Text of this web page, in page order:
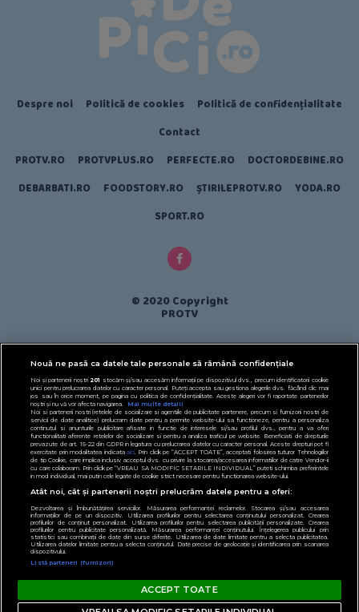
Despre noi Politică de cookies
Politică de confidențialitate
Contact
PROTV.RO
PROTVPLUS.RO PERFECTE.RO
DOCTORDEBINE.RO
DEBARBATI.RO
FOODSTORY.RO ȘTIRILEPROTV.RO
YODA.RO
SPORT.RO
© 2020 Copyright
PROTV
Nouă ne pasă ca datele tale personale să rămână confidențiale
Noi și partenerii noștri 201 stocăm și/sau accesăm informații pe dispozitivul dvs., precum identificatorii cookie
unici pentru prelucrarea datelor cu caracter personal. Puteți accepta sau gestiona alegerile dvs. făcând clic mai
jos sau în orice moment, pe pagina cu politica de confidențialitate. Aceste alegeri vor fi raportate partenerilor
noștri și nu vă vor afecta navigarea.
Mai multe detalii
Noi si partenerii nostri (retelele de socializare si agentiile de publicitate partenere, precum si furnizorii nostri de
servicii de date analitice) prelucram date pentru a permite website-ului sa functioneze, pentru a personaliza
continutul si anunturile publicitare afisate in functie de interesele si/sau profilul dvs., pentru a va oferi
functionalitati aferente retelelor de socializare si pentru a analiza traficul pe website. Beneficiati de drepturile
prevazute de art. 15-22 din GDPR in legatura cu prelucrarea datelor cu caracter personal. Aceste drepturi pot fi
exercitate prin modalitatea indicataaici. Prin click pe “ACCEPT TOATE”, acceptati folosirea tuturor Tehnologiilor
de tip Cookie, care implica inclusiv acceptul dvs. cu privire la stocarea/accesarea informatiilor de catre Vendor-ii
cu care colaboram. Prin click pe “VREAU SA MODIFIC SETARILE INDIVIDUAL” puteti schimba preferintele
in mod individual, mai putin cele legate de cookie strict necesare pentru functionarea website-ului.
Atât noi, cât și partenerii noștri prelucrăm datele pentru a oferi:
Dezvoltarea și îmbunătățirea serviciilor. Măsurarea performanței reclamelor. Stocarea și/sau accesarea
informațiilor de pe un dispozitiv. Utilizarea profilurilor pentru selectarea conținutului personalizat. Crearea
profilurilor de conținut personalizat. Utilizarea profilurilor pentru selectarea publicității personalizate. Crearea
profilurilor pentru publicitate personalizată. Măsurarea performanței conținutului. Înțelegerea publicului prin
statistici sau combinații de date din surse diferite. Utilizarea de date limitate pentru a selecta publicitatea.
Utilizarea datelor limitate pentru a selecta conținutul. Date precise de geolocație și identificarea prin scanarea
dispozitivului.
Listă parteneri (furnizori)
ACCEPT TOATE